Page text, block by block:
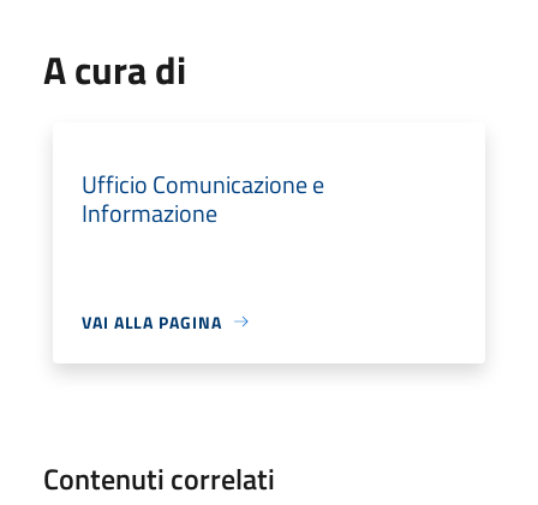
A cura di
Ufficio Comunicazione e
Informazione
VAI ALLA PAGINA
Contenuti correlati